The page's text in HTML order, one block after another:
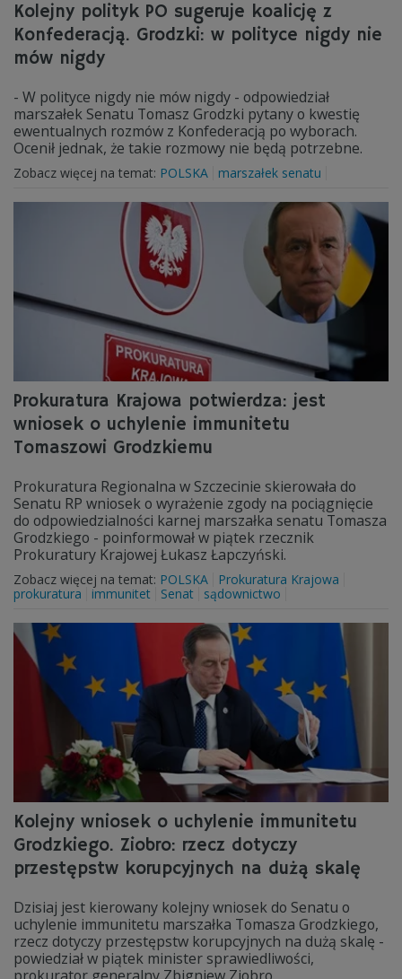
Kolejny polityk PO sugeruje koalicję z
Konfederacją. Grodzki: w polityce nigdy nie
mów nigdy
- W polityce nigdy nie mów nigdy - odpowiedział
marszałek Senatu Tomasz Grodzki pytany o kwestię
ewentualnych rozmów z Konfederacją po wyborach.
Ocenił jednak, że takie rozmowy nie będą potrzebne.
Zobacz więcej na temat: POLSKA marszałek senatu
Prokuratura Krajowa potwierdza: jest
wniosek o uchylenie immunitetu
Tomaszowi Grodzkiemu
Prokuratura Regionalna w Szczecinie skierowała do
Senatu RP wniosek o wyrażenie zgody na pociągnięcie
do odpowiedzialności karnej marszałka senatu Tomasza
Grodzkiego - poinformował w piątek rzecznik
Prokuratury Krajowej Łukasz Łapczyński.
Zobacz więcej na temat: POLSKA
Prokuratura Krajowa
prokuratura
immunitet Senat sądownictwo
Kolejny wniosek o uchylenie immunitetu
Grodzkiego. Ziobro: rzecz dotyczy
przestępstw korupcyjnych na dużą skalę
Dzisiaj jest kierowany kolejny wniosek do Senatu o
uchylenie immunitetu marszałka Tomasza Grodzkiego,
rzecz dotyczy przestępstw korupcyjnych na dużą skalę -
powiedział w piątek minister sprawiedliwości,